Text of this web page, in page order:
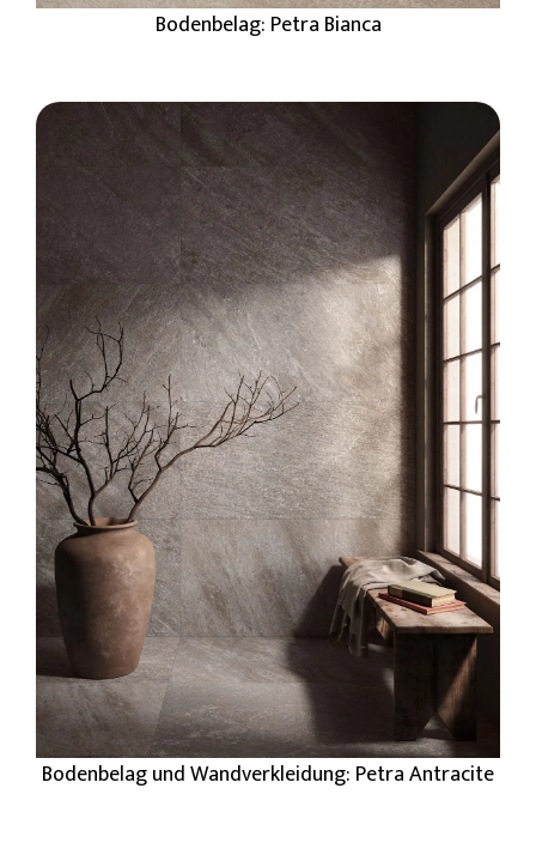
Bodenbelag: Petra Bianca
Bodenbelag und Wandverkleidung: Petra Antracite